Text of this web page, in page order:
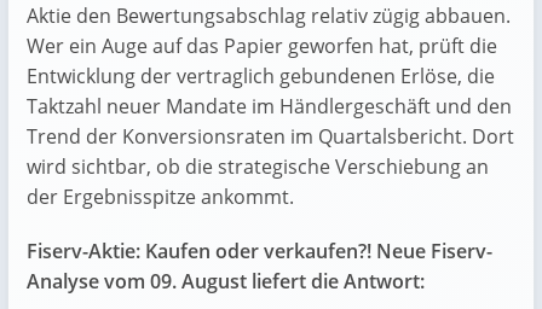
Aktie den Bewertungsabschlag relativ zügig abbauen.
Wer ein Auge auf das Papier geworfen hat, prüft die
Entwicklung der vertraglich gebundenen Erlöse, die
Taktzahl neuer Mandate im Händlergeschäft und den
Trend der Konversionsraten im Quartalsbericht. Dort
wird sichtbar, ob die strategische Verschiebung an
der Ergebnisspitze ankommt.
Fiserv-Aktie: Kaufen oder verkaufen?! Neue Fiserv-
Analyse vom 09. August liefert die Antwort: